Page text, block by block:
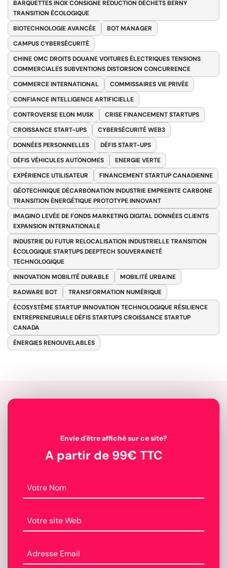
BARQUETTES INOX CONSIGNE RÉDUCTION DÉCHETS BERNY
TRANSITION ÉCOLOGIQUE
BIOTECHNOLOGIE AVANCÉE
BOT MANAGER
CAMPUS CYBERSÉCURITÉ
CHINE OMC DROITS DOUANE VOITURES ÉLECTRIQUES TENSIONS
COMMERCIALES SUBVENTIONS DISTORSION CONCURRENCE
COMMERCE INTERNATIONAL
COMMISSAIRES VIE PRIVÉE
CONFIANCE INTELLIGENCE ARTIFICIELLE
CONTROVERSE ELON MUSK
CRISE FINANCEMENT STARTUPS
CROISSANCE START-UPS
CYBERSÉCURITÉ WEB3
DONNÉES PERSONNELLES
DÉFIS START-UPS
DÉFIS VÉHICULES AUTONOMES
ENERGIE VERTE
EXPÉRIENCE UTILISATEUR
FINANCEMENT STARTUP CANADIENNE
GÉOTECHNIQUE DÉCARBONATION INDUSTRIE EMPREINTE CARBONE
TRANSITION ÉNERGÉTIQUE PROTOTYPE INNOVANT
IMAGINO LEVÉE DE FONDS MARKETING DIGITAL DONNÉES CLIENTS
EXPANSION INTERNATIONALE
INDUSTRIE DU FUTUR RELOCALISATION INDUSTRIELLE TRANSITION
ÉCOLOGIQUE STARTUPS DEEPTECH SOUVERAINETÉ
TECHNOLOGIQUE
INNOVATION MOBILITÉ DURABLE
MOBILITÉ URBAINE
RADWARE BOT
TRANSFORMATION NUMÉRIQUE
ÉCOSYSTÈME STARTUP INNOVATION TECHNOLOGIQUE RÉSILIENCE
ENTREPRENEURIALE DÉFIS STARTUPS CROISSANCE STARTUP
CANADA
ÉNERGIES RENOUVELABLES
Envie d'être affiché sur ce site?
A partir de 99€ TTC